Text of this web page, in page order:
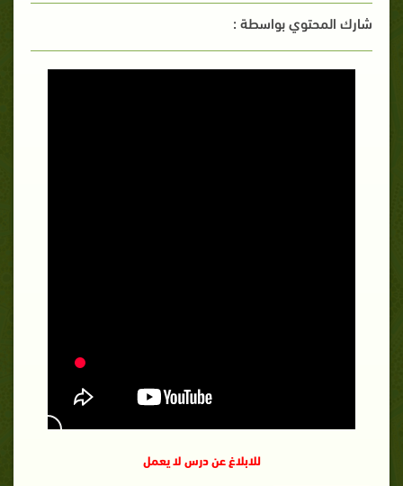
شارك المحتوي بواسطة :
للابلاغ عن درس لا يعمل